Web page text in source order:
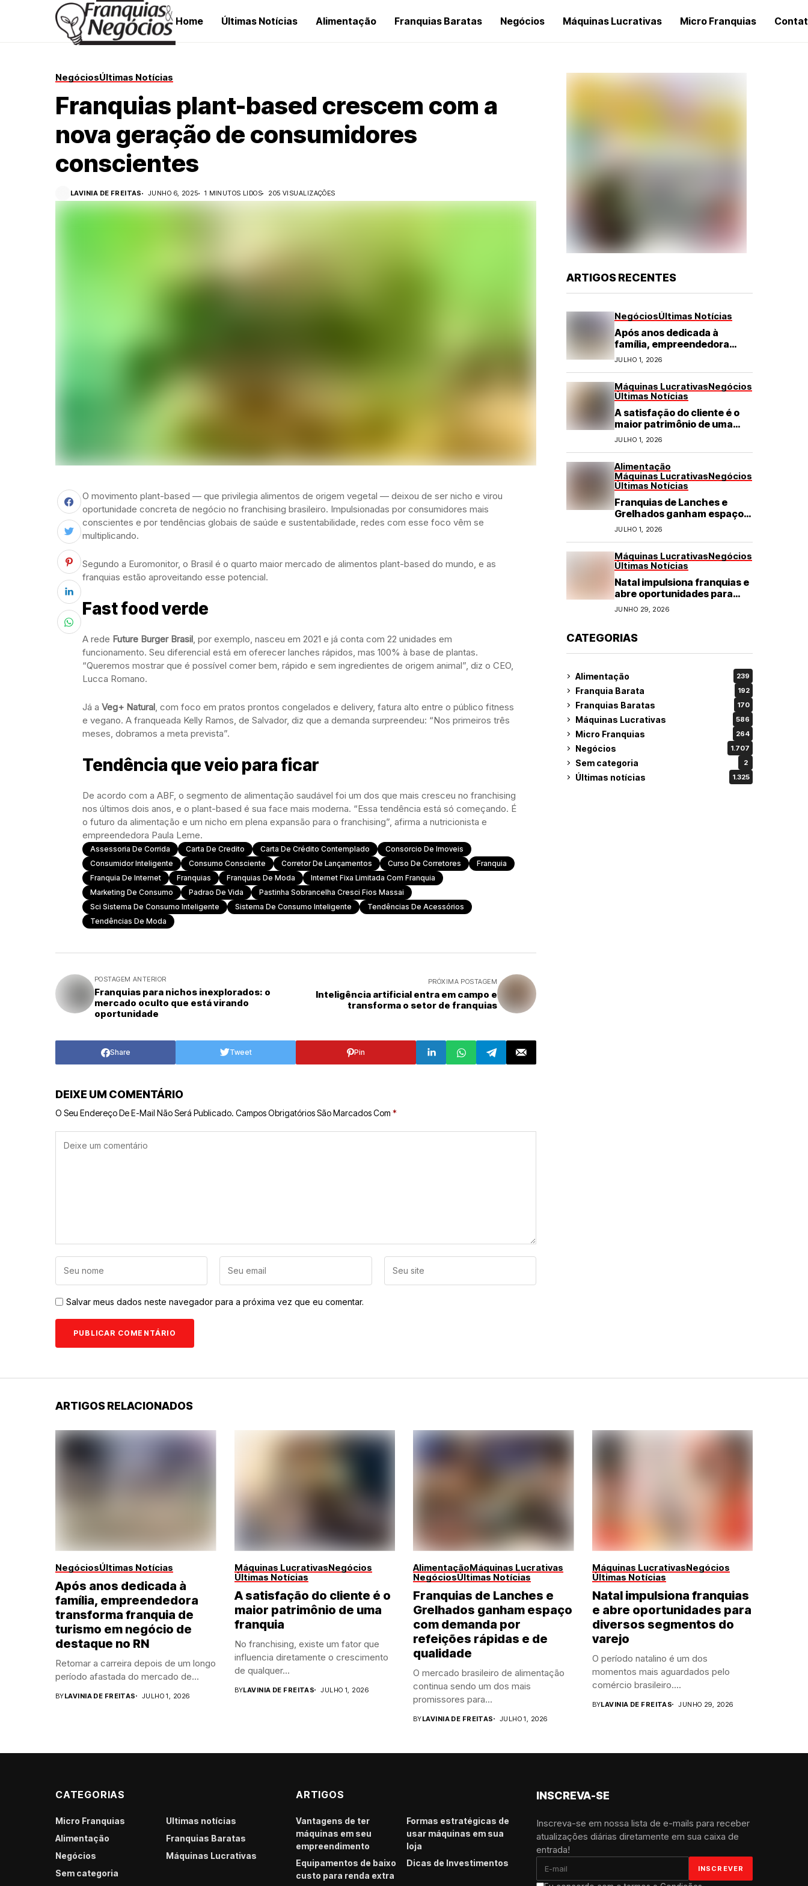
Home Últimas Notícias Alimentação Franquias Baratas Negócios Máquinas Lucrativas Micro Franquias
NegóciosÚltimas Notícias
Franquias plant-based crescem com a
nova geração de consumidores
conscientes
LAVINIA DE FREITAS JUNHO 6, 2025 1 MINUTOS LIDOS 205 VISUALIZAÇÕES
O movimento plant-based — que privilegia alimentos de origem vegetal — deixou de ser nicho e virou
oportunidade concreta de negócio no franchising brasileiro. Impulsionadas por consumidores mais
conscientes e por tendências globais de saúde e sustentabilidade, redes com esse foco vêm se
multiplicando.
Segundo a Euromonitor, o Brasil é o quarto maior mercado de alimentos plant-based do mundo, e as
franquias estão aproveitando esse potencial.
Fast food verde
A rede Future Burger Brasil, por exemplo, nasceu em 2021 e já conta com 22 unidades em
funcionamento. Seu diferencial está em oferecer lanches rápidos, mas 100% à base de plantas.
“Queremos mostrar que é possível comer bem, rápido e sem ingredientes de origem animal”, diz o CEO,
Lucca Romano.
Já a Veg+ Natural, com foco em pratos prontos congelados e delivery, fatura alto entre o público fitness
e vegano. A franqueada Kelly Ramos, de Salvador, diz que a demanda surpreendeu: “Nos primeiros três
meses, dobramos a meta prevista”.
Tendência que veio para ficar
De acordo com a ABF, o segmento de alimentação saudável foi um dos que mais cresceu no franchising
nos últimos dois anos, e o plant-based é sua face mais moderna. “Essa tendência está só começando. É
o futuro da alimentação e um nicho em plena expansão para o franchising”, afirma a nutricionista e
empreendedora Paula Leme.
Assessoria De Corrida Carta De Credito Carta De Crédito Contemplado
Consorcio De Imoveis
Consumidor Inteligente
Consumo Consciente Corretor De Lançamentos Curso De Corretores
Franquia
Franquia De Internet
Franquias Franquias De Moda
Internet Fixa Limitada Com Franquia
Marketing De Consumo
Padrao De Vida
Pastinha Sobrancelha Cresci Fios Massai
Sci Sistema De Consumo Inteligente
Sistema De Consumo Inteligente
Tendências De Acessórios
Tendências De Moda
POSTAGEM ANTERIOR
Franquias para nichos inexplorados: o
mercado oculto que está virando
oportunidade
PRÓXIMA POSTAGEM
Inteligência artificial entra em campo e
transforma o setor de franquias
Share Tweet Pin
DEIXE UM COMENTÁRIO
O Seu Endereço De E-Mail Não Será Publicado. Campos Obrigatórios São Marcados Com *
Salvar meus dados neste navegador para a próxima vez que eu comentar.
ARTIGOS RECENTES
NegóciosÚltimas Notícias
Após anos dedicada à
família, empreendedora
transforma franquia de
turismo em negócio de
JULHO 1, 2026
Máquinas LucrativasNegócios
Últimas Notícias
A satisfação do cliente é o
maior patrimônio de uma
franquia
JULHO 1, 2026
Alimentação
Máquinas LucrativasNegócios
Últimas Notícias
Franquias de Lanches e
Grelhados ganham espaço
com demanda por refeições
rápidas e de qualidade
JULHO 1, 2026
Máquinas LucrativasNegócios
Últimas Notícias
Natal impulsiona franquias e
abre oportunidades para
diversos segmentos do
JUNHO 29, 2026
CATEGORIAS
Alimentação 239
Franquia Barata 192
Franquias Baratas 170
Máquinas Lucrativas 586
Micro Franquias 264
Negócios 1.707
Sem categoria 2
Últimas notícias 1.325
ARTIGOS RELACIONADOS
NegóciosÚltimas Notícias
Após anos dedicada à
família, empreendedora
transforma franquia de
turismo em negócio de
destaque no RN
Retomar a carreira depois de um longo
período afastada do mercado de...
BYLAVINIA DE FREITAS JULHO 1, 2026
Máquinas LucrativasNegócios
Últimas Notícias
A satisfação do cliente é o
maior patrimônio de uma
franquia
No franchising, existe um fator que
influencia diretamente o crescimento
de qualquer...
BYLAVINIA DE FREITAS JULHO 1, 2026
AlimentaçãoMáquinas Lucrativas
NegóciosÚltimas Notícias
Franquias de Lanches e
Grelhados ganham espaço
com demanda por
refeições rápidas e de
qualidade
O mercado brasileiro de alimentação
continua sendo um dos mais
promissores para...
BYLAVINIA DE FREITAS JULHO 1, 2026
Máquinas LucrativasNegócios
Últimas Notícias
Natal impulsiona franquias
e abre oportunidades para
diversos segmentos do
varejo
O período natalino é um dos
momentos mais aguardados pelo
comércio brasileiro....
BYLAVINIA DE FREITAS JUNHO 29, 2026
CATEGORIAS
Micro Franquias
Últimas notícias
Alimentação
Franquias Baratas
Negócios
Máquinas Lucrativas
Sem categoria
ARTIGOS
Vantagens de ter
máquinas em seu
empreendimento
Formas estratégicas de
usar máquinas em sua
loja
Equipamentos de baixo
custo para renda extra
Dicas de Investimentos
INSCREVA-SE
Inscreva-se em nossa lista de e-mails para receber
atualizações diárias diretamente em sua caixa de
entrada!